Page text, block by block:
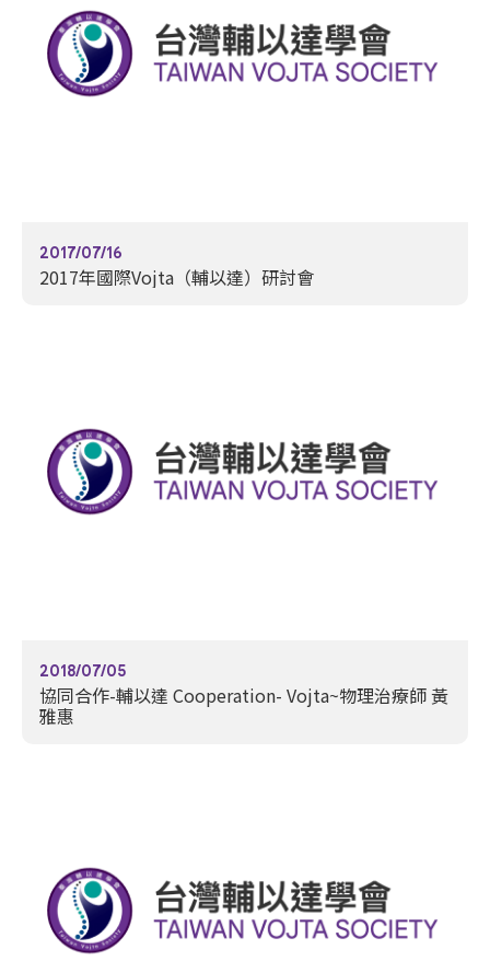
2017/07/16
2017年國際Vojta（輔以達）研討會
2018/07/05
協同合作-輔以達 Cooperation- Vojta~物理治療師 黃
雅惠